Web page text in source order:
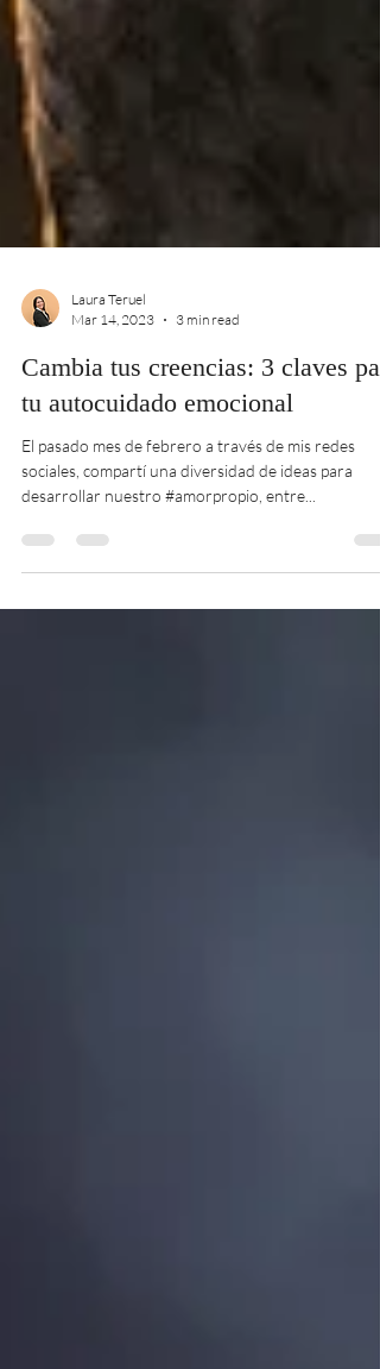
Mar 14, 2023
3 min read
Cambia tus creencias: 3 claves
tu autocuidado emocional
El pasado mes de febrero a través de mis redes
desarrollar nuestro #amorpropio, entre...